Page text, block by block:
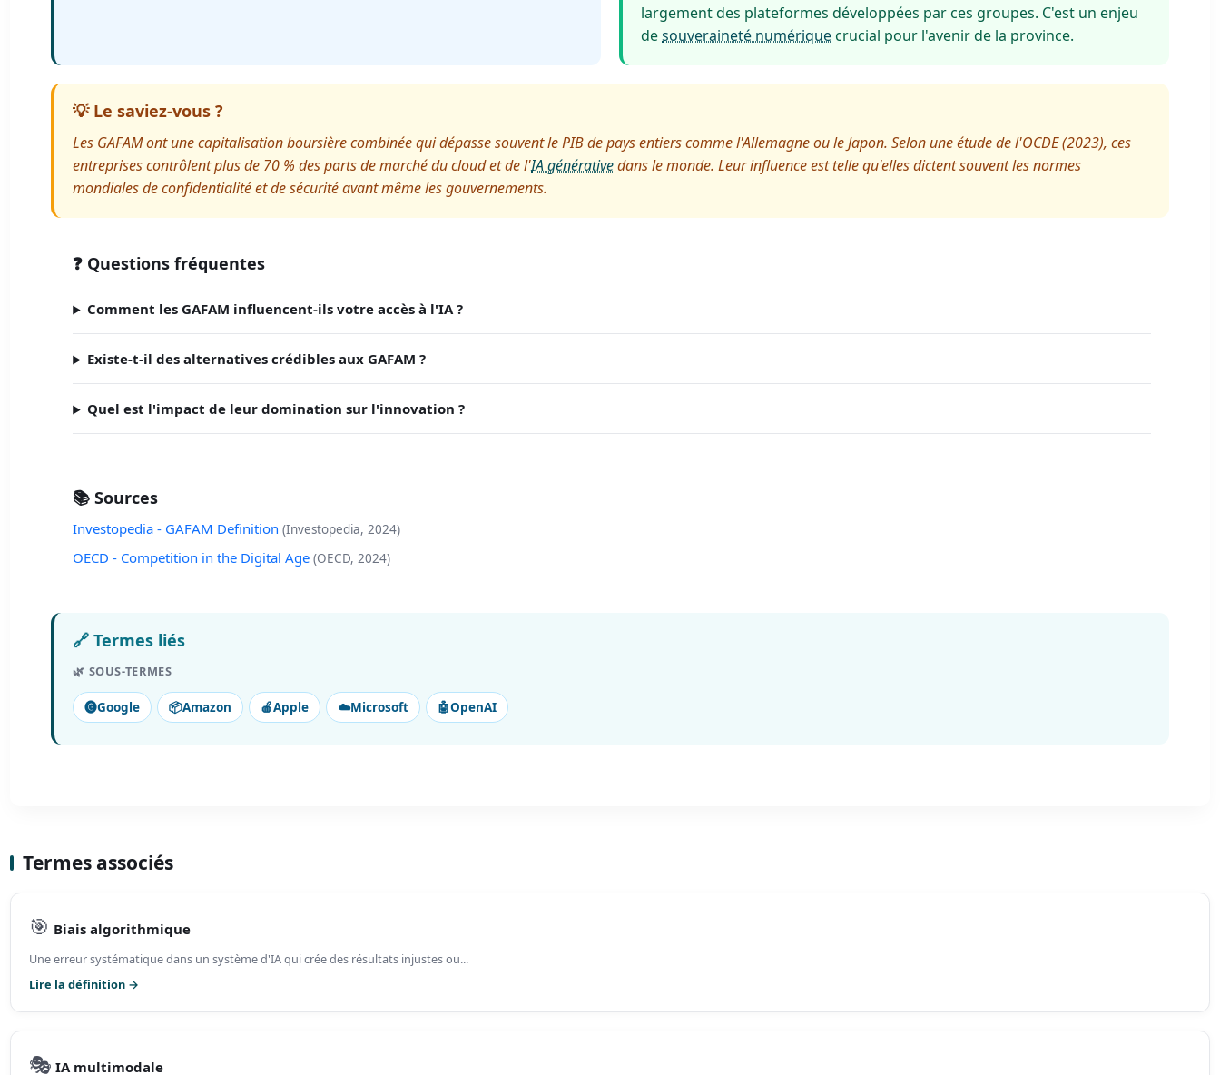
largement des plateformes développées par ces groupes. C'est un enjeu
desouveraineté numériquecrucial pour l'avenir de la province.
💡 Le saviez-vous ?
Les GAFAM ont une capitalisation boursière combinée qui dépasse souvent le PIB de pays entiers comme l'Allemagne ou le Japon. Selon une étude de l'OCDE (2023), ces
entreprises contrôlent plus de 70 % des parts de marché du cloud et de l'IA générativedans le monde. Leur influence est telle qu'elles dictent souvent les normes
mondiales de confidentialité et de sécurité avant même les gouvernements.
❓ Questions fréquentes
Comment les GAFAM influencent-ils votre accès à l'IA ?
Existe-t-il des alternatives crédibles aux GAFAM ?
Quel est l'impact de leur domination sur l'innovation ?
📚 Sources
Investopedia - GAFAM Definition (Investopedia, 2024)
OECD - Competition in the Digital Age (OECD, 2024)
🔗 Termes liés
🌿 SOUS-TERMES
🅖Google 📦Amazon 🍎Apple ☁️Microsoft 🤖OpenAI
Termes associés
🎯 Biais algorithmique
Une erreur systématique dans un système d'IA qui crée des résultats injustes ou...
Lire la définition →
🎭 IA multimodale